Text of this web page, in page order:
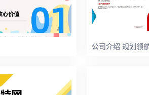
公司介绍 规划领